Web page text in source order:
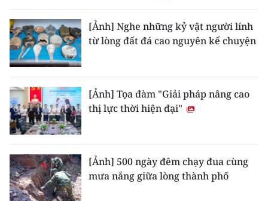
[Ảnh] Nghe những kỷ vật người lính
từ lòng đất đá cao nguyên kể chuyện
[Ảnh] Tọa đàm "Giải pháp nâng cao
thị lực thời hiện đại"
[Ảnh] 500 ngày đêm chạy đua cùng
mưa nắng giữa lòng thành phố